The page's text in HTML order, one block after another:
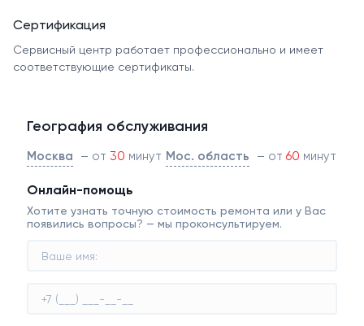
Сертификация
Сервисный центр работает профессионально и имеет
соответствующие сертификаты.
География обслуживания
Москва – от 30 минут Мос. область – от 60 минут
Онлайн-помощь
Хотите узнать точную стоимость ремонта или у Вас
появились вопросы? — мы проконсультируем.